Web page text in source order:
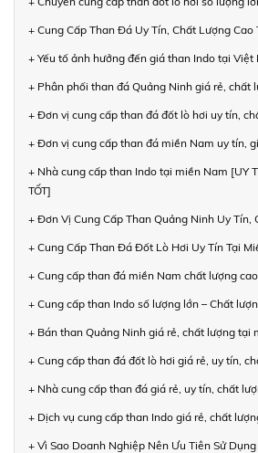
+ Cung Cấp Than Đá Uy Tín, Chất Lượng Cao
+ Yếu tố ảnh hưởng đến giá than Indo tại Việt
+ Phân phối than đá Quảng Ninh giá rẻ, chất
+ Đơn vị cung cấp than đá đốt lò hơi uy tín,
+ Đơn vị cung cấp than đá miền Nam uy tín,
+ Nhà cung cấp than Indo tại miền Nam [UY
TỐT]
+ Đơn Vị Cung Cấp Than Quảng Ninh Uy Tín,
+ Cung Cấp Than Đá Đốt Lò Hơi Uy Tín Tại
+ Cung cấp than đá miền Nam chất lượng
+ Cung cấp than Indo số lượng lớn – Chất
+ Bán than Quảng Ninh giá rẻ, chất lượng tại
+ Cung cấp than đá đốt lò hơi giá rẻ, uy tín,
+ Nhà cung cấp than đá giá rẻ, uy tín, chất
+ Dịch vụ cung cấp than Indo giá rẻ, chất
+ Vì Sao Doanh Nghiệp Nên Ưu Tiên Sử